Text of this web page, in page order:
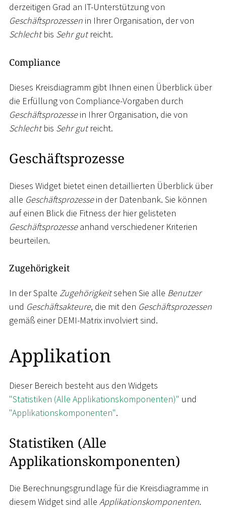
derzeitigen Grad an IT-Unterstützung von
Geschäftsprozessen in Ihrer Organisation, der von
Schlechtbis Sehr gutreicht.
Compliance
Dieses Kreisdiagramm gibt Ihnen einen Überblick über
die Erfüllung von Compliance-Vorgaben durch
Geschäftsprozessein Ihrer Organisation, die von
Schlechtbis Sehr gutreicht.
Geschäftsprozesse
Dieses Widget bietet einen detaillierten Überblick über
alle Geschäftsprozessein der Datenbank. Sie können
auf einen Blick die Fitness der hier gelisteten
Geschäftsprozesseanhand verschiedener Kriterien
beurteilen.
Zugehörigkeit
In der Spalte Zugehörigkeitsehen Sie alle Benutzer
und Geschäftsakteure, die mit den Geschäftsprozessen
gemäß einer DEMI-Matrix involviert sind.
Applikation
Dieser Bereich besteht aus den Widgets
"Statistiken (Alle Applikationskomponenten)" und
"Applikationskomponenten".
Statistiken (Alle
Applikationskomponenten)
Die Berechnungsgrundlage für die Kreisdiagramme in
diesem Widget sind alle Applikationskomponenten.